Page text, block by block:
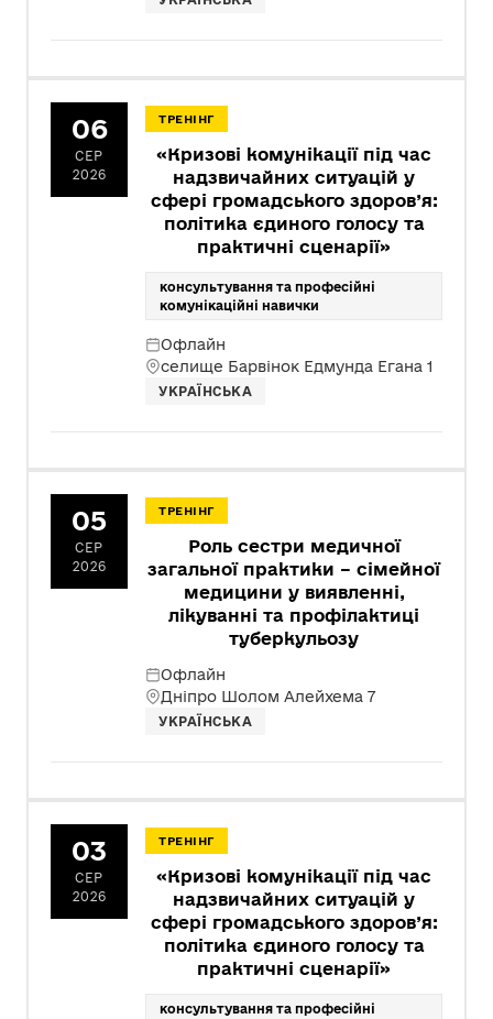
06
СЕР
2026
ТРЕНІНГ
«Кризові комунікації під час
надзвичайних ситуацій у
сфері громадського здоров’я:
політика єдиного голосу та
практичні сценарії»
консультування та професійні
комунікаційні навички
Офлайн
селище Барвінок Едмунда Егана 1
УКРАЇНСЬКА
05
СЕР
2026
ТРЕНІНГ
Роль сестри медичної
загальної практики – сімейної
медицини у виявленні,
лікуванні та профілактиці
туберкульозу
Офлайн
Дніпро Шолом Алейхема 7
УКРАЇНСЬКА
03
СЕР
2026
ТРЕНІНГ
«Кризові комунікації під час
надзвичайних ситуацій у
сфері громадського здоров’я:
політика єдиного голосу та
практичні сценарії»
консультування та професійні